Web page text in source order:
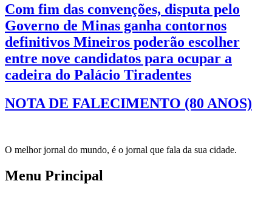
Com fim das convenções, disputa pelo
Governo de Minas ganha contornos
definitivos Mineiros poderão escolher
entre nove candidatos para ocupar a
cadeira do Palácio Tiradentes
NOTA DE FALECIMENTO (80 ANOS)
O melhor jornal do mundo, é o jornal que fala da sua cidade.
Menu Principal